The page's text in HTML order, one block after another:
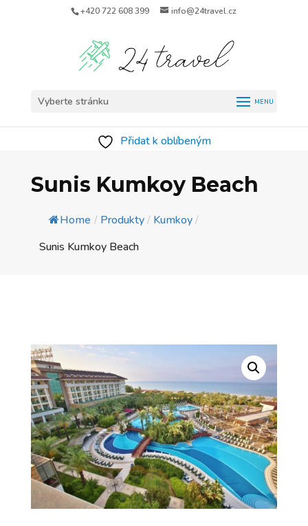
+420 722 608 399 info@24travel.cz
Vyberte stránku
Přidat k oblíbeným
Sunis Kumkoy Beach
Home / Produkty/ Kumkoy/
Sunis Kumkoy Beach